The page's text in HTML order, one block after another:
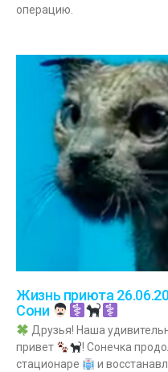
операцию.
Жизнь приюта
Сони
Друзья! Наша
привет
! Сонечка
стационаре
и